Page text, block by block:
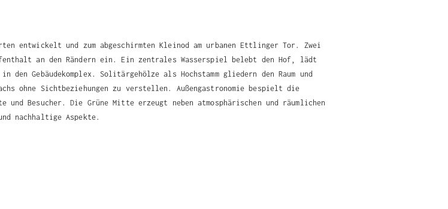
entwickelt und zum abgeschirmten Kleinod am urbanen Ettlinger Tor. Zwei
an den Rändern ein. Ein zentrales Wasserspiel belebt den Hof, lädt
den Gebäudekomplex. Solitärgehölze als Hochstamm gliedern den Raum und
ohne Sichtbeziehungen zu verstellen. Außengastronomie bespielt die
Besucher. Die Grüne Mitte erzeugt neben atmosphärischen und räumlichen
nachhaltige Aspekte.